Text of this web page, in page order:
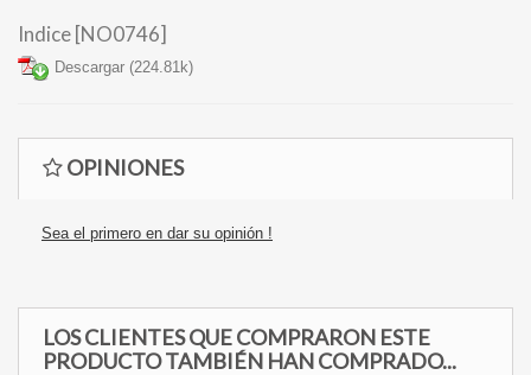
Indice [NO0746]
Descargar (224.81k)
OPINIONES
Sea el primero en dar su opinión !
LOS CLIENTES QUE COMPRARON ESTE
PRODUCTO TAMBIÉN HAN COMPRADO...